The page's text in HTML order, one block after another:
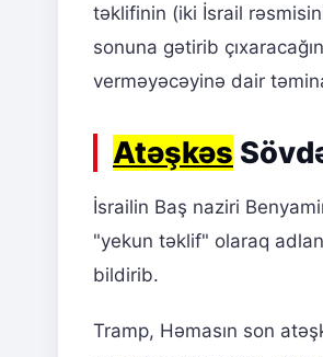
təklifinin (iki İsrail
sonuna gətirib
verməyəcəyinə dair
Atəşkəs
İsrailin Baş naziri
"yekun təklif" olaraq
bildirib.
Tramp, Həmasın son